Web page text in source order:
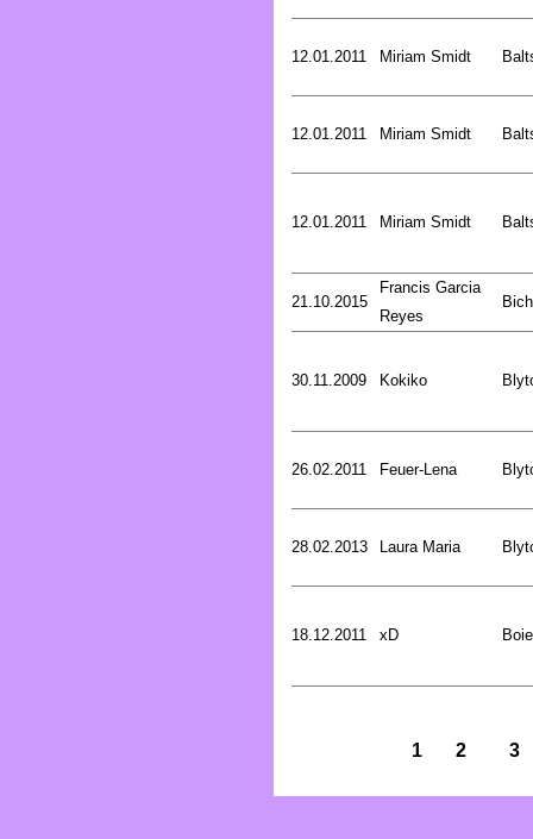
12.01.2011 Miriam Smidt
12.01.2011 Miriam Smidt
12.01.2011 Miriam Smidt
21.10.2015
Francis Garcia
Reyes
30.11.2009 Kokiko
26.02.2011 Feuer-Lena
28.02.2013 Laura Maria
18.12.2011 xD
1 2 3